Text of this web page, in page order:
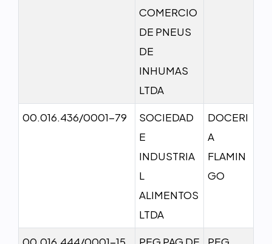
COMERCIO
DE PNEUS
DE
INHUMAS
LTDA
00.016.436/0001-79
SOCIEDAD
E
INDUSTRIA
L
ALIMENTOS
LTDA
DOCERI
A
FLAMIN
GO